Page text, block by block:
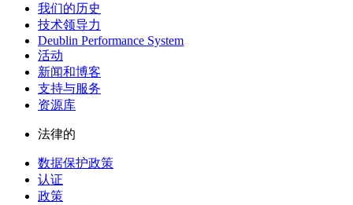
我们的历史
技术领导力
Deublin Performance System
活动
新闻和博客
支持与服务
资源库
法律的
数据保护政策
认证
政策